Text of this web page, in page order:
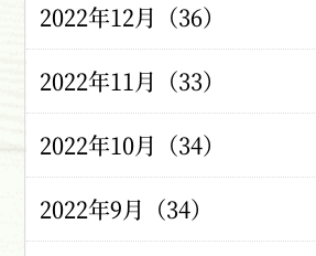
2022年12月（36）
2022年11月（33）
2022年10月（34）
2022年9月（34）